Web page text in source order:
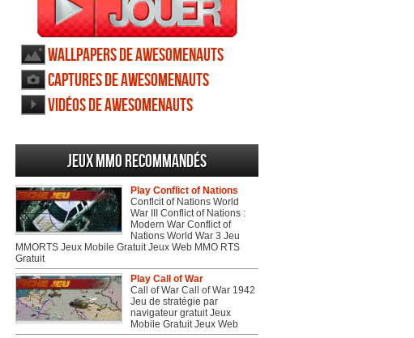
Wallpapers de Awesomenauts
Captures de Awesomenauts
Vidéos de Awesomenauts
Jeux MMO recommandés
Play Conflict of Nations
Conflcit of Nations World
War III Conflict of Nations :
Modern War Conflict of
Nations World War 3 Jeu
MMORTS Jeux Mobile Gratuit Jeux Web MMO RTS
Gratuit
Play Call of War
Call of War Call of War 1942
Jeu de stratégie par
navigateur gratuit Jeux
Mobile Gratuit Jeux Web